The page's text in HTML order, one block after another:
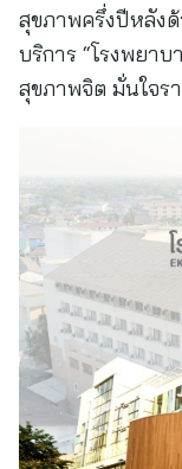
สุขภาพครึ่งปีหลัง
บริการ “โรงพยา
สุขภาพจิต มั่นใจร